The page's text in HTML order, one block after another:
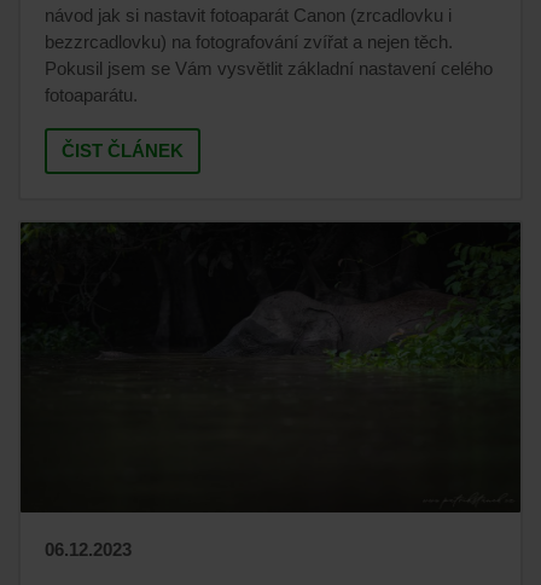
návod jak si nastavit fotoaparát Canon (zrcadlovku i
bezzrcadlovku) na fotografování zvířat a nejen těch.
Pokusil jsem se Vám vysvětlit základní nastavení celého
fotoaparátu.
ČIST ČLÁNEK
06.12.2023